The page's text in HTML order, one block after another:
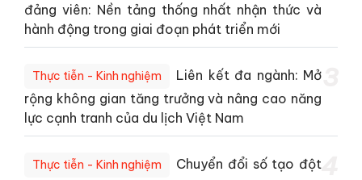
đảng viên: Nền tảng thống nhất nhận thức và
hành động trong giai đoạn phát triển mới
Thực tiễn - Kinh nghiệm
Liên kết đa ngành: Mở
rộng không gian tăng trưởng và nâng cao năng
lực cạnh tranh của du lịch Việt Nam
Thực tiễn - Kinh nghiệm
Chuyển đổi số tạo đột4